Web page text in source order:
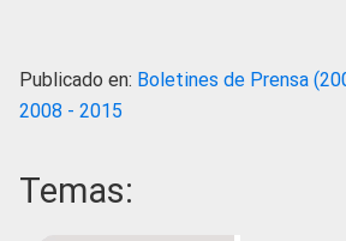
Publicado en: Boletines de Prensa
2008 - 2015
Temas: